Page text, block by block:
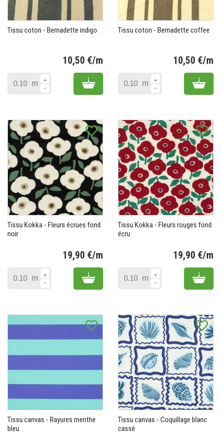
Tissu coton - Bernadette indigo
10,50 €/m
m Add to cart
Tissu coton - Bernadette coffee
10,50 €/m
m Add
favorite_border
Tissu Kokka - Fleurs écrues fond
noir
19,90 €/m
m Add to cart
favorite_border
Tissu Kokka - Fleurs rouges fond
écru
19,90 €/m
m Add
favorite_border
Tissu canvas - Rayures menthe
bleu
favorite_border
Tissu canvas - Coquillage blanc
cassé